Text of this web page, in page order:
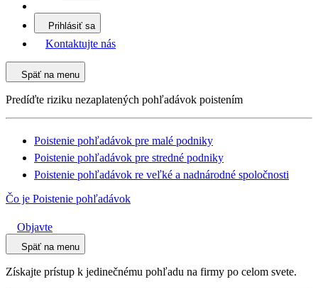
Prihlásiť sa
Kontaktujte nás
Späť na menu
Predíďte riziku nezaplatených pohľadávok poistením
Poistenie pohľadávok pre malé podniky
Poistenie pohľadávok pre stredné podniky
Poistenie pohľadávok re veľké a nadnárodné spoločnosti
Čo je Poistenie pohľadávok
Objavte
Späť na menu
Získajte prístup k jedinečnému pohľadu na firmy po celom svete.